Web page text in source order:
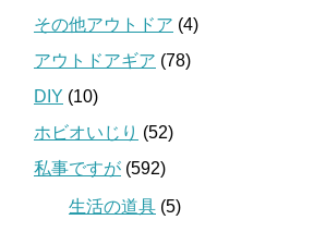
その他アウトドア (4)
アウトドアギア (78)
DIY (10)
ホビオいじり (52)
私事ですが (592)
生活の道具 (5)